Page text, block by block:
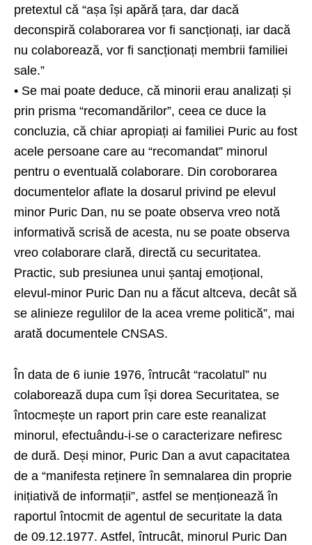
pretextul că “așa își apără țara, dar dacă
deconspiră colaborarea vor fi sancționați, iar dacă
nu colaborează, vor fi sancționați membrii familiei
sale.”
• Se mai poate deduce, că minorii erau analizați și
prin prisma “recomandărilor”, ceea ce duce la
concluzia, că chiar apropiați ai familiei Puric au fost
acele persoane care au “recomandat” minorul
pentru o eventuală colaborare. Din coroborarea
documentelor aflate la dosarul privind pe elevul
minor Puric Dan, nu se poate observa vreo notă
informativă scrisă de acesta, nu se poate observa
vreo colaborare clară, directă cu securitatea.
Practic, sub presiunea unui șantaj emoțional,
elevul-minor Puric Dan nu a făcut altceva, decât să
se alinieze regulilor de la acea vreme politică”, mai
arată documentele CNSAS.
În data de 6 iunie 1976, întrucât “racolatul” nu
colaborează dupa cum își dorea Securitatea, se
întocmește un raport prin care este reanalizat
minorul, efectuându-i-se o caracterizare nefiresc
de dură. Deși minor, Puric Dan a avut capacitatea
de a “manifesta reținere în semnalarea din proprie
inițiativă de informații”, astfel se menționează în
raportul întocmit de agentul de securitate la data
de 09.12.1977. Astfel, întrucât, minorul Puric Dan